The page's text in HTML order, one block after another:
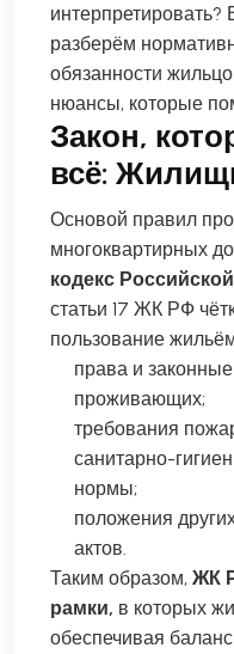
интерпретировать?
разберём
обязанности
нюансы, которые
Закон,
всё:
Основой правил
многоквартирных
кодекс
статьи 17 ЖК РФ
пользование
права и
проживающих;
требования
санитарно-
нормы;
положения
актов.
Таким образом, ЖК
рамки, в которых
обеспечивая